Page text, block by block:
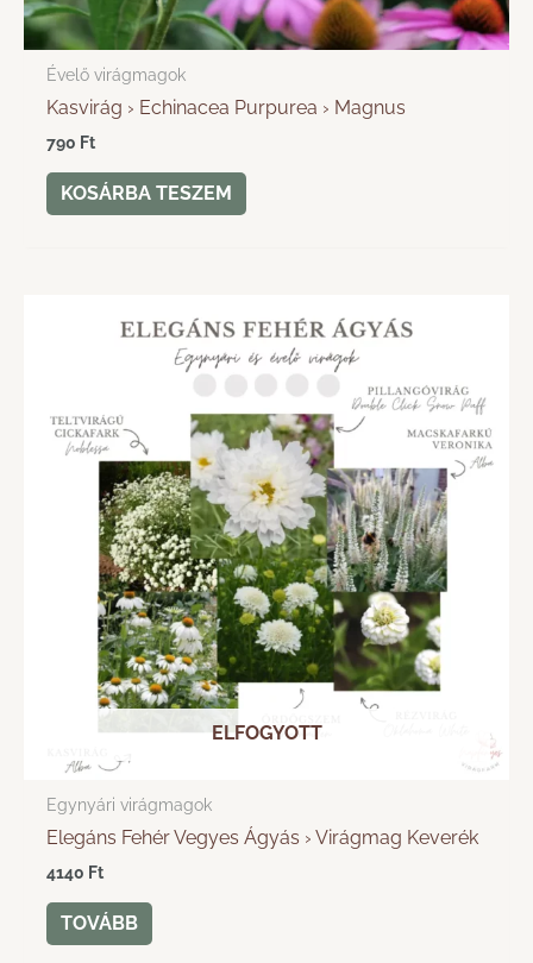
Évelő virágmagok
Kasvirág › Echinacea Purpurea › Magnus
790 Ft
KOSÁRBA TESZEM
ELFOGYOTT
Egynyári virágmagok
Elegáns Fehér Vegyes Ágyás › Virágmag Keverék
4140 Ft
TOVÁBB